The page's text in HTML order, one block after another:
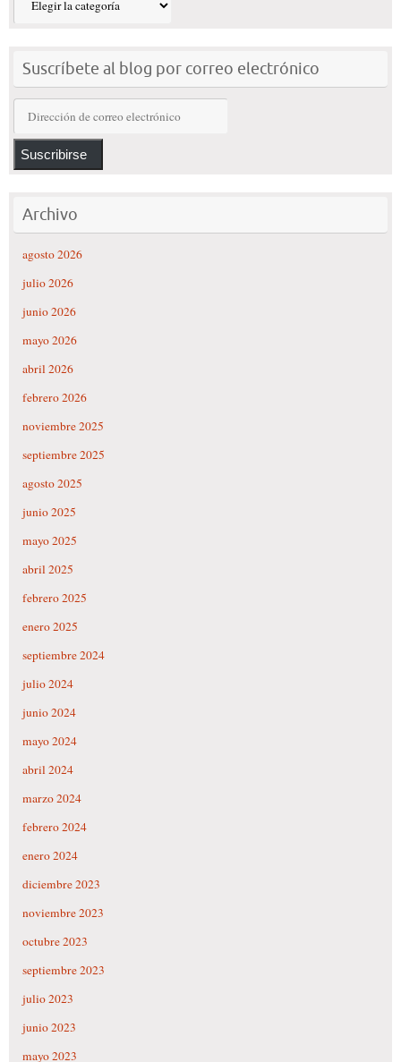
Suscríbete al blog por correo electrónico
correo
electrónico
Suscribirse
Archivo
agosto 2026
julio 2026
junio 2026
mayo 2026
abril 2026
febrero 2026
noviembre 2025
septiembre 2025
agosto 2025
junio 2025
mayo 2025
abril 2025
febrero 2025
enero 2025
septiembre 2024
julio 2024
junio 2024
mayo 2024
abril 2024
marzo 2024
febrero 2024
enero 2024
diciembre 2023
noviembre 2023
octubre 2023
septiembre 2023
julio 2023
junio 2023
mayo 2023